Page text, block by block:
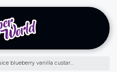
vanilla custard 120ml - crema y arándanos